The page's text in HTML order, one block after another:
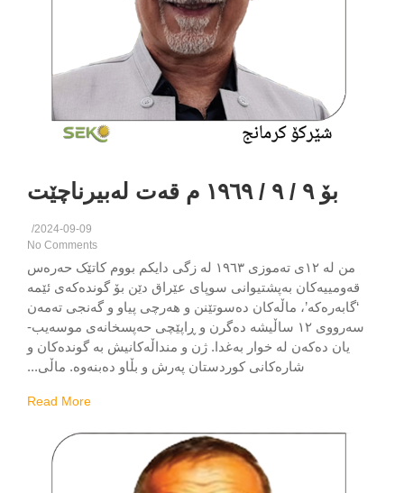
2024-09-09
/
No Comments
من لە ١٢ی تەموزی ١٩٦٣ لە زگی دایکم بووم کاتێک حەرەس
بەپشتیوانی سوپای عێراق دێن بۆ گوندەکەی ئێمە
ماڵەکان دەسوتێنن‌ و هەرچی پیاو و گەنجی تەمەن
سەرووی ١٢ ساڵیشە دەگرن‌ و ڕاپێچی حەپسخانەی موسەیب-
یان دەکەن لە خوار بەغدا. ژن‌ و منداڵەکانیش بە گوندەکان‌ و
شارەکانی کوردستان پەرش‌ و بڵاو دەبنەوە. ماڵی...
Read More